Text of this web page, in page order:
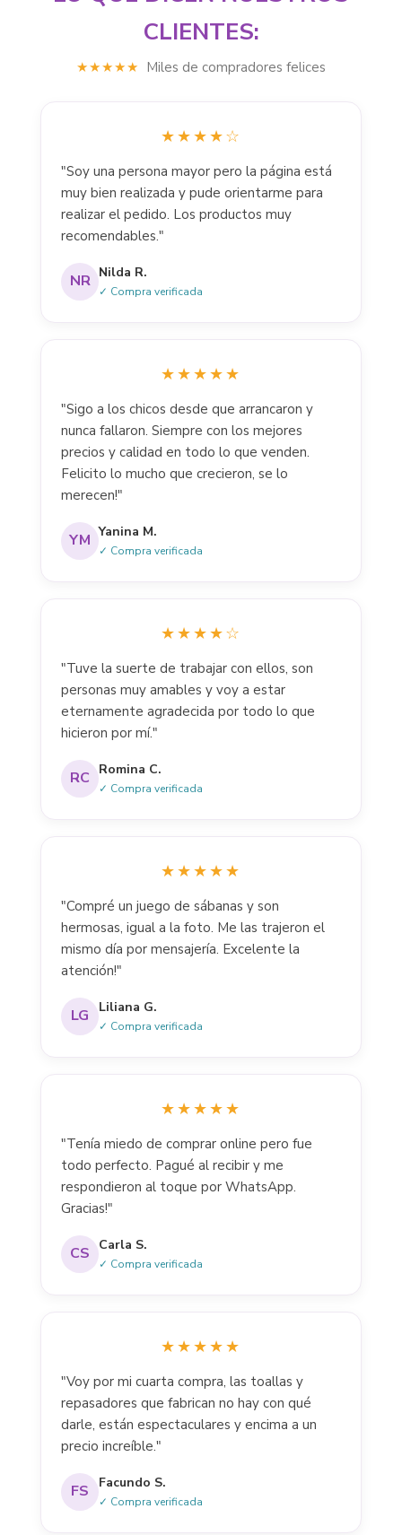
CLIENTES:
★★★★★ Miles de compradores felices
★★★★☆
"Soy una persona mayor pero la página está
muy bien realizada y pude orientarme para
realizar el pedido. Los productos muy
recomendables."
NR Nilda R.
✓ Compra verificada
★★★★★
"Sigo a los chicos desde que arrancaron y
nunca fallaron. Siempre con los mejores
precios y calidad en todo lo que venden.
Felicito lo mucho que crecieron, se lo
merecen!"
YM Yanina M.
✓ Compra verificada
★★★★☆
"Tuve la suerte de trabajar con ellos, son
personas muy amables y voy a estar
eternamente agradecida por todo lo que
hicieron por mí."
RC Romina C.
✓ Compra verificada
★★★★★
"Compré un juego de sábanas y son
hermosas, igual a la foto. Me las trajeron el
mismo día por mensajería. Excelente la
atención!"
LG Liliana G.
✓ Compra verificada
★★★★★
"Tenía miedo de comprar online pero fue
todo perfecto. Pagué al recibir y me
respondieron al toque por WhatsApp.
Gracias!"
CS Carla S.
✓ Compra verificada
★★★★★
"Voy por mi cuarta compra, las toallas y
repasadores que fabrican no hay con qué
darle, están espectaculares y encima a un
precio increíble."
FS Facundo S.
✓ Compra verificada